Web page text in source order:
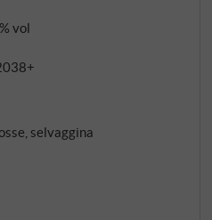
20% Cabernet Franc, 10%
vendemmiata
separatamente – con
ventotto giorni sulle
avviene già
rovere francese
altri dodici mesi
che il vino lasci la
prodotte solo un
vol
selvaggina